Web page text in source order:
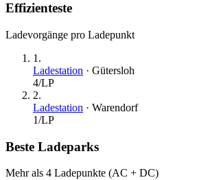
Effizienteste
Ladevorgänge pro Ladepunkt
1 .
Ladestation · Gütersloh
4/LP
2.
Ladestation · Warendorf
1/LP
Beste Ladeparks
Mehr als 4 Ladepunkte (AC + DC)